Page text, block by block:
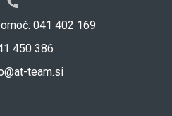
041 402 169
450 386
team.si